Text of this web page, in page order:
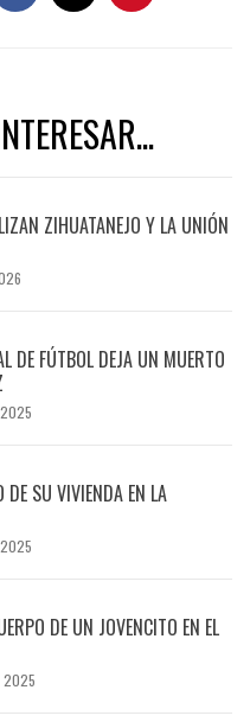
ZIHUATANEJO Y LA UNIÓN
DE FÚTBOL DEJA UN MUERTO
2025
SU VIVIENDA EN LA
2025
DE UN JOVENCITO EN EL
2025